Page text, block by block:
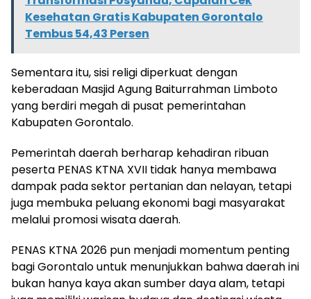
Kesehatan Gratis Kabupaten Gorontalo
Tembus 54,43 Persen
Sementara itu, sisi religi diperkuat dengan
keberadaan Masjid Agung Baiturrahman Limboto
yang berdiri megah di pusat pemerintahan
Kabupaten Gorontalo.
Pemerintah daerah berharap kehadiran ribuan
peserta PENAS KTNA XVII tidak hanya membawa
dampak pada sektor pertanian dan nelayan, tetapi
juga membuka peluang ekonomi bagi masyarakat
melalui promosi wisata daerah.
PENAS KTNA 2026 pun menjadi momentum penting
bagi Gorontalo untuk menunjukkan bahwa daerah ini
bukan hanya kaya akan sumber daya alam, tetapi